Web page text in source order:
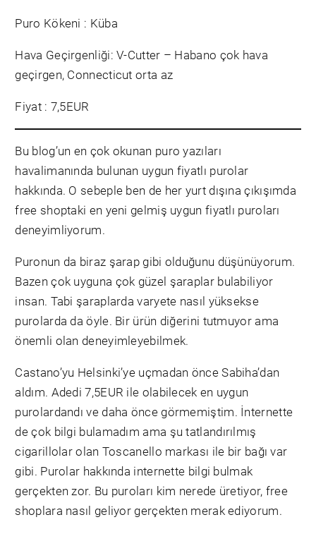
Puro Kökeni : Küba
Hava Geçirgenliği: V-Cutter – Habano çok hava
geçirgen, Connecticut orta az
Fiyat : 7,5EUR
Bu blog’un en çok okunan puro yazıları
havalimanında bulunan uygun fiyatlı purolar
hakkında. O sebeple ben de her yurt dışına çıkışımda
free shoptaki en yeni gelmiş uygun fiyatlı puroları
deneyimliyorum.
Puronun da biraz şarap gibi olduğunu düşünüyorum.
Bazen çok uyguna çok güzel şaraplar bulabiliyor
insan. Tabi şaraplarda varyete nasıl yüksekse
purolarda da öyle. Bir ürün diğerini tutmuyor ama
önemli olan deneyimleyebilmek.
Castano’yu Helsinki’ye uçmadan önce Sabiha’dan
aldım. Adedi 7,5EUR ile olabilecek en uygun
purolardandı ve daha önce görmemiştim. İnternette
de çok bilgi bulamadım ama şu tatlandırılmış
cigarillolar olan Toscanello markası ile bir bağı var
gibi. Purolar hakkında internette bilgi bulmak
gerçekten zor. Bu puroları kim nerede üretiyor, free
shoplara nasıl geliyor gerçekten merak ediyorum.